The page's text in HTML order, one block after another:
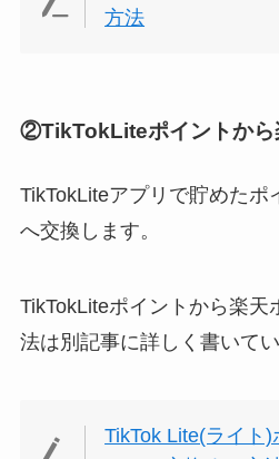
方法
②TikTokLiteポイントから
TikTokLiteアプリで貯めたポ
へ交換します。
TikTokLiteポイントから楽天
法は別記事に詳しく書いてい
TikTok Lite(ライト